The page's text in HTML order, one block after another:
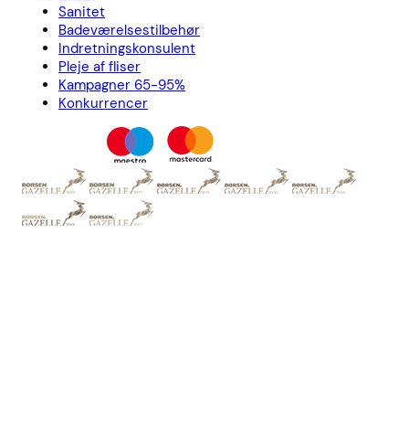
Sanitet
Badeværelsestilbehør
Indretningskonsulent
Pleje af fliser
Kampagner 65-95%
Konkurrencer